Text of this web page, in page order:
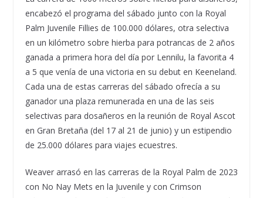
encabezó el programa del sábado junto con la Royal
Palm Juvenile Fillies de 100.000 dólares, otra selectiva
en un kilómetro sobre hierba para potrancas de 2 años
ganada a primera hora del día por Lennilu, la favorita 4
a 5 que venía de una victoria en su debut en Keeneland.
Cada una de estas carreras del sábado ofrecía a su
ganador una plaza remunerada en una de las seis
selectivas para dosañeros en la reunión de Royal Ascot
en Gran Bretaña (del 17 al 21 de junio) y un estipendio
de 25.000 dólares para viajes ecuestres.
Weaver arrasó en las carreras de la Royal Palm de 2023
con No Nay Mets en la Juvenile y con Crimson